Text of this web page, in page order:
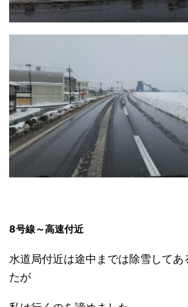
8号線～高速付近
水道局付近は途中までは除雪してあ
たが